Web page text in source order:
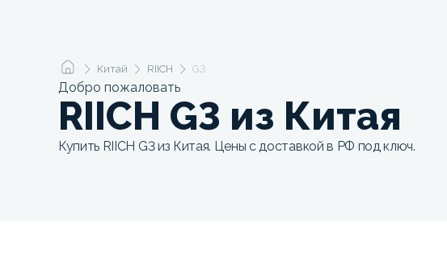
Китай RIICH G3
Добро пожаловать
RIICH G3 из Китая
Купить RIICH G3 из Китая. Цены с доставкой в РФ под ключ.